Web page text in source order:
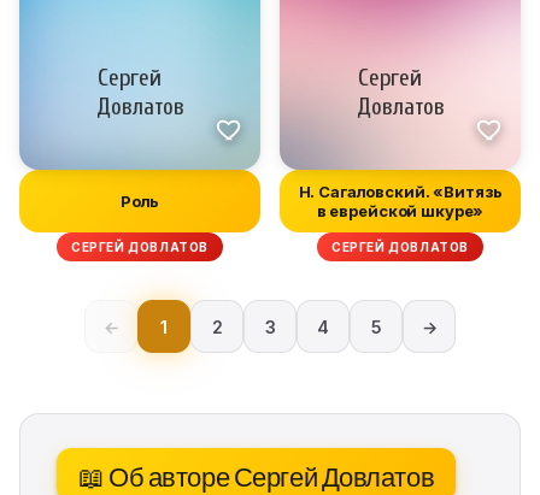
Роль
СЕРГЕЙ ДОВЛАТОВ
Н. Сагаловский. «Витязь
в еврейской шкуре»
СЕРГЕЙ ДОВЛАТОВ
← 1 2 3 4 5 →
📖 Об авторе Сергей Довлатов